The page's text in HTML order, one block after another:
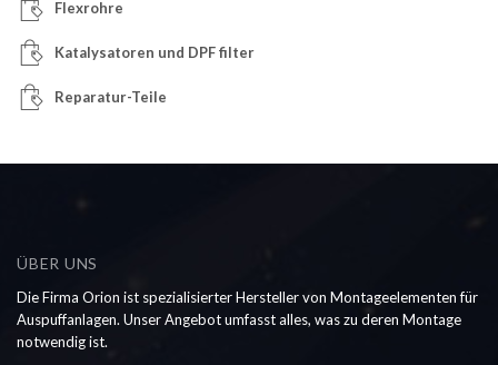
Flexrohre
Katalysatoren und DPF filter
Reparatur-Teile
ÜBER UNS
Die Firma Orion ist spezialisierter Hersteller von Montageelementen für
Auspuffanlagen. Unser Angebot umfasst alles, was zu deren Montage
notwendig ist.